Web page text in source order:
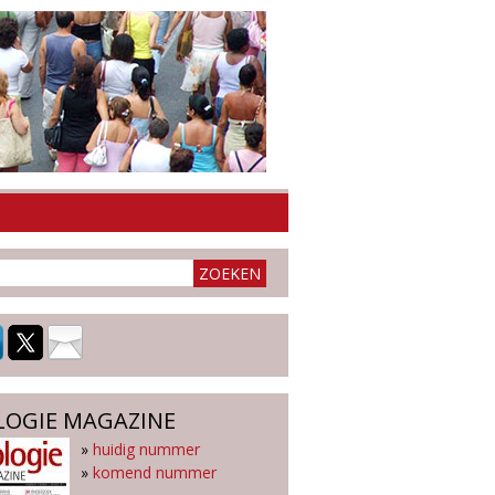
MAGAZINE
» huidig nummer
» komend nummer